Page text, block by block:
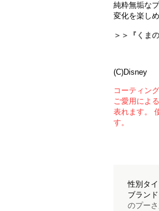
純粋無垢な
変化を楽し
＞＞『くま
(C)Disney
コーティン
ご愛用によ
表れます。
す。
性別タ
ブラン
のプー